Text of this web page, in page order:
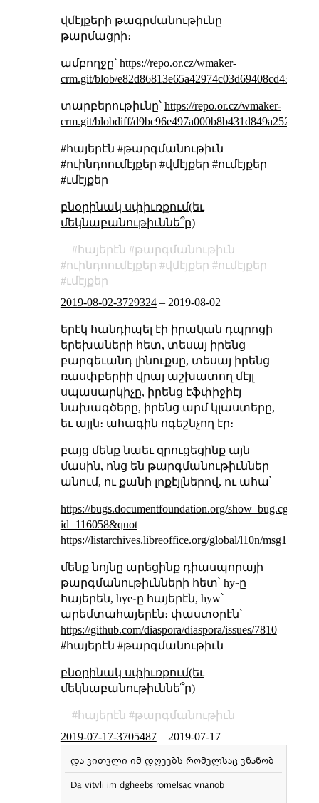
վմէյքերի թագրմանութիւնը
թարմացրի։
ամբողջը՝ https://repo.or.cz/wmaker-
crm.git/blob/
տարբերութիւնը՝ https://repo.or.cz/wmaker-
crm.git/blobdiff/
#հայերէն #թարգմանութիւն
#ուինդոումէյքեր #վմէյքեր #ումէյքեր
#ւմէյքեր
բնօրինակ սփիւռքում(եւ
մեկնաբանութիւննե՞ր)
հայերէն
թարգմանութիւն
ուինդոումէյքեր
վմէյքեր
ումէյքեր
ւմէյքեր
2019-08-02-3729324– 2019-08-02
երէկ հանդիպել էի իրական դպրոցի
երեխաների հետ, տեսայ իրենց
բարգեւանդ լինուքսը, տեսայ իրենց
ռասփբերիի վրայ աշխատող մէյլ
սպասարկիչը, իրենց էֆփիջիէյ
նախագծերը, իրենց արմ կլաստերը,
եւ այլն։ ահագին ոգեշնչող էր։
բայց մենք նաեւ զրուցեցինք այն
մասին, ոնց են թարգմանութիւններ
անում, ու քանի լոքէյլներով, ու ահա՝
https://bugs.documentfoundation.org/show_bug.cgi?
id=116058&quot
https://listarchives.libreoffice.org/global/l10n/
մենք նոյնը արեցինք դիասպորայի
թարգմանութիւնների հետ՝ hy֊ը
հայերեն, hye֊ը հայերէն, hyw՝
արեմտահայերէն։ փաստօրէն՝
https://github.com/diaspora/diaspora/issues/7810
#հայերէն #թարգմանութիւն
բնօրինակ սփիւռքում(եւ
մեկնաբանութիւննե՞ր)
հայերէն
թարգմանութիւն
2019-07-17-3705487– 2019-07-17
ᲕᲖᲘᲕᲐᲠ
ᲡᲐᲓᲦᲐᲪ
ᲙᲣᲗᲮᲔᲨᲘ
VZIVAR
SADGHAC
KUTXESHI
ՆՍՏԱԾ ԵՄ
ԻՆՉ֊ՈՐ ՏԵՂ
ԱՆԿԻՒՆՈՒՄ
და ვითვლი იმ დღეებს რომელსაც ვნანობ
Da vitvli im dgheebs romelsac vnanob